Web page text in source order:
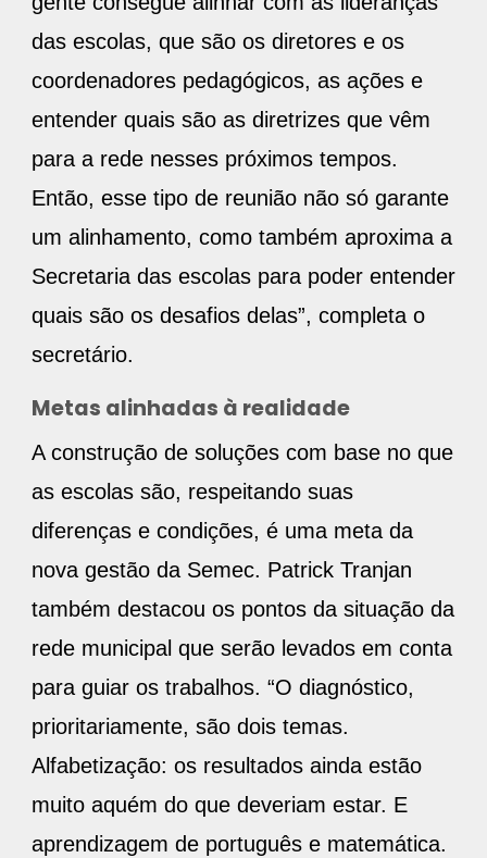
das escolas, que são os diretores e os
coordenadores pedagógicos, as ações e
entender quais são as diretrizes que vêm
para a rede nesses próximos tempos.
Então, esse tipo de reunião não só garante
um alinhamento, como também aproxima a
Secretaria das escolas para poder entender
quais são os desafios delas”, completa o
secretário.
Metas alinhadas à realidade
A construção de soluções com base no que
as escolas são, respeitando suas
diferenças e condições, é uma meta da
nova gestão da Semec. Patrick Tranjan
também destacou os pontos da situação da
rede municipal que serão levados em conta
para guiar os trabalhos. “O diagnóstico,
prioritariamente, são dois temas.
Alfabetização: os resultados ainda estão
muito aquém do que deveriam estar. E
aprendizagem de português e matemática.